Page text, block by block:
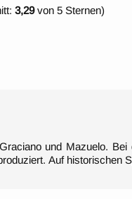
3,29von 5 Sternen)
und Mazuelo.
Auf historischen